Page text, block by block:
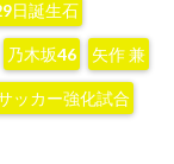
日誕生石
‪乃木坂46‬ ‪矢作 兼‬
ッカー強化試合